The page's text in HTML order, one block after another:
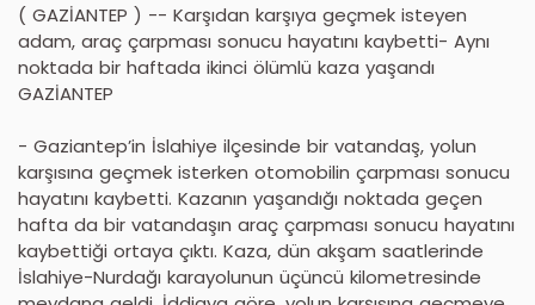
( GAZİANTEP ) -- Karşıdan karşıya geçmek isteyen
adam, araç çarpması sonucu hayatını kaybetti- Aynı
noktada bir haftada ikinci ölümlü kaza yaşandı
GAZİANTEP
- Gaziantep’in İslahiye ilçesinde bir vatandaş, yolun
karşısına geçmek isterken otomobilin çarpması sonucu
hayatını kaybetti. Kazanın yaşandığı noktada geçen
hafta da bir vatandaşın araç çarpması sonucu hayatını
kaybettiği ortaya çıktı. Kaza, dün akşam saatlerinde
İslahiye-Nurdağı karayolunun üçüncü kilometresinde